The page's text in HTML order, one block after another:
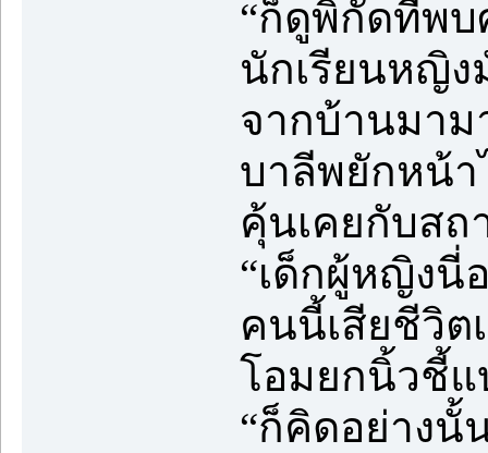
“ก็ดูพิกัดที่พ
นักเรียนหญิง
จากบ้านมาม
บาลีพยักหน้า
คุ้นเคยกับสถ
“เด็กผู้หญิงนี่
คนนี้เสียชีวิต
โอมยกนิ้วชี้แ
“ก็คิดอย่างนั้